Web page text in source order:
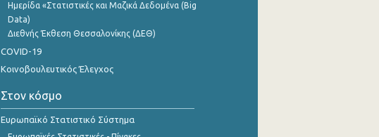
Ημερίδα «Στατιστικές και Μαζικά Δεδομένα (Big
Data)
Διεθνής Έκθεση Θεσσαλονίκης (ΔΕΘ)
COVID-19
Κοινοβουλευτικός Έλεγχος
Στον κόσμο
Ευρωπαϊκό Στατιστικό Σύστημα